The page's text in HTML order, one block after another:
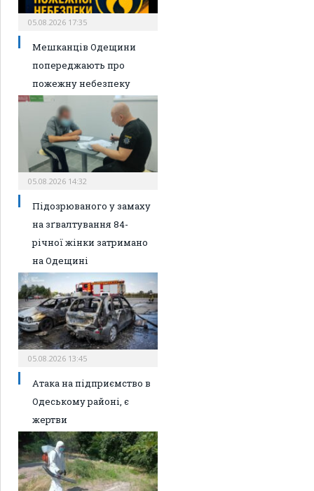
05.08.2026 17:35
Мешканців Одещини
попереджають про
пожежну небезпеку
05.08.2026 14:32
Підозрюваного у замаху
на зґвалтування 84-
річної жінки затримано
на Одещині
05.08.2026 13:45
Атака на підприємство в
Одеському районі, є
жертви